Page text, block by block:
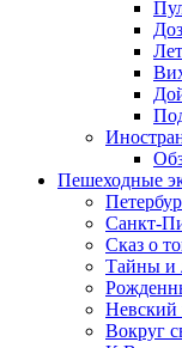
Пешеходные
Санкт-
Сказ о
Тайны и
Невский
Вокруг